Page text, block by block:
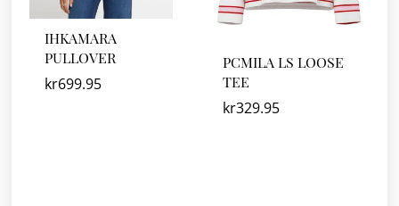
IHKAMARA
PULLOVER
kr699.95
PCMILA LS LOOSE
TEE
kr329.95